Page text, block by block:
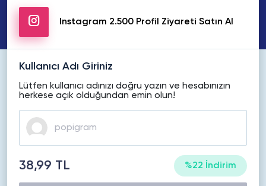
Instagram 2.500 Profil Ziyareti Satın Al
Kullanıcı Adı Giriniz
Lütfen kullanıcı adınızı doğru yazın ve hesabınızın
herkese açık olduğundan emin olun!
38,99 TL %22 İndirim